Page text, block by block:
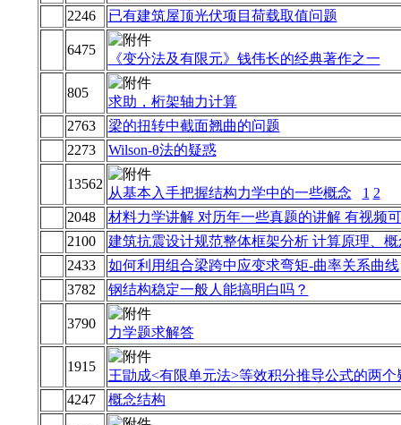
2246
已有建筑屋顶光伏项目荷载取值问题
6475
《变分法及有限元》钱伟长的经典著作之一
805
求助，桁架轴力计算
2763
梁的扭转中截面翘曲的问题
2273
Wilson-θ法的疑惑
13562
从基本入手把握结构力学中的一些概念 1 2
2048
材料力学讲解 对历年一些真题的讲解 有视频
2100
建筑抗震设计规范整体框架分析 计算原理、
2433
如何利用组合梁跨中应变求弯矩-曲率关系曲线
3782
钢结构稳定一般人能搞明白吗？
3790
力学题求解答
1915
王勖成<有限单元法>等效积分推导公式的两个
4247
概念结构